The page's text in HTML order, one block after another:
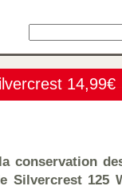
14,99€
conservation
Silvercrest 125